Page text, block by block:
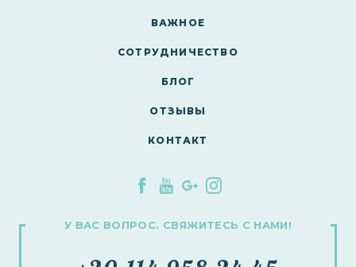
ВАЖНОЕ
СОТРУДНИЧЕСТВО
БЛОГ
ОТЗЫВЫ
КОНТАКТ
У ВАС ВОПРОС. СВЯЖИТЕСЬ С НАМИ!